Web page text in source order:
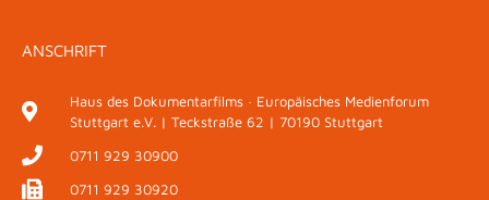
ANSCHRIFT
Haus des Dokumentarfilms · Europäisches Medienforum
Stuttgart e.V. | Teckstraße 62 | 70190 Stuttgart
0711 929 30900
0711 929 30920